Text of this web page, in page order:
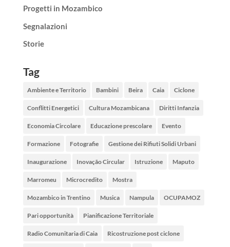
Progetti in Mozambico
Segnalazioni
Storie
Tag
Ambiente e Territorio Bambini Beira Caia Ciclone
Conflitti Energetici Cultura Mozambicana Diritti Infanzia
Economia Circolare Educazione prescolare Evento
Formazione Fotografie Gestione dei Rifiuti Solidi Urbani
Inaugurazione Inovação Circular Istruzione Maputo
Marromeu Microcredito Mostra
Mozambico in Trentino Musica Nampula OCUPAMOZ
Pari opportunità Pianificazione Territoriale
Radio Comunitaria di Caia Ricostruzione post ciclone